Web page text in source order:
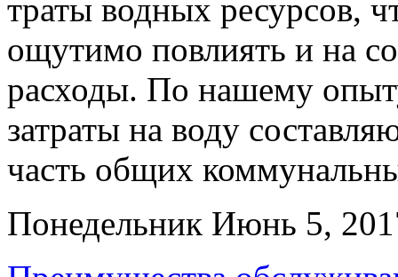
траты водных ресурсов,
ощутимо повлиять и на
расходы. По нашему
затраты на воду
часть общих
Понедельник Июнь 5,